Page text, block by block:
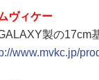
ヴィケー
製の17cm
www.mvkc.jp/